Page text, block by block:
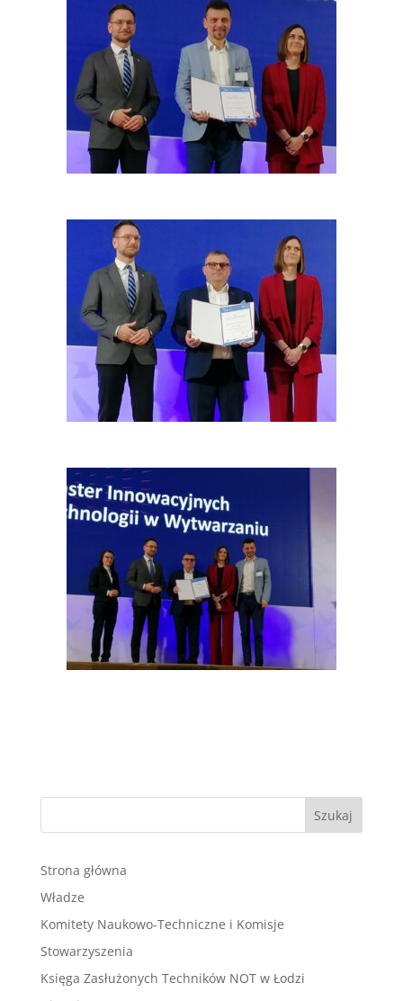
Strona główna
Władze
Komitety Naukowo-Techniczne i Komisje
Stowarzyszenia
Księga Zasłużonych Techników NOT w Łodzi